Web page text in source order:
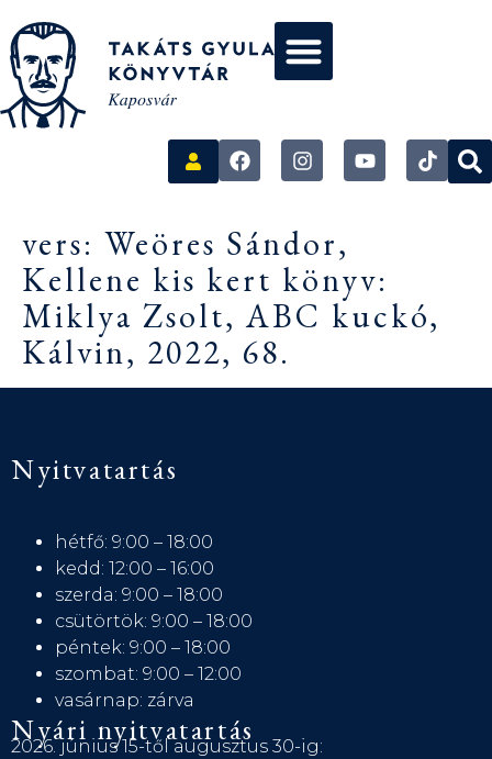
vers: Weöres Sándor,
Kellene kis kert könyv:
Miklya Zsolt, ABC kuckó,
Kálvin, 2022, 68.
Nyitvatartás
hétfő: 9:00 – 18:00
kedd: 12:00 – 16:00
szerda: 9:00 – 18:00
csütörtök: 9:00 – 18:00
péntek: 9:00 – 18:00
szombat: 9:00 – 12:00
vasárnap: zárva
Nyári nyitvatartás
2026. június 15-től augusztus 30-ig: